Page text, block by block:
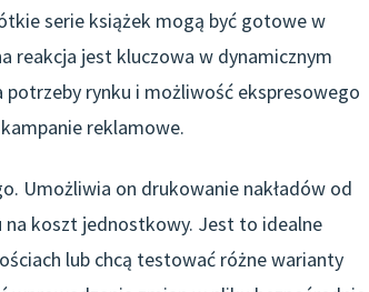
serie książek mogą być gotowe w
reakcja jest kluczowa w dynamicznym
rynku i możliwość ekspresowego
reklamowe.
Umożliwia on drukowanie nakładów od
na koszt jednostkowy. Jest to idealne
lub chcą testować różne warianty